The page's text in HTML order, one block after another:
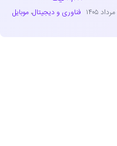
فناوری و دیجیتال،موبایل